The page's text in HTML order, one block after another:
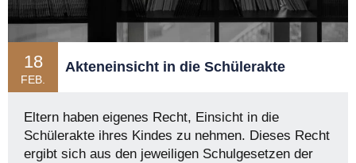
18
FEB.
Akteneinsicht in die Schülerakte
Eltern haben eigenes Recht, Einsicht in die
Schülerakte ihres Kindes zu nehmen. Dieses Recht
ergibt sich aus den jeweiligen Schulgesetzen der